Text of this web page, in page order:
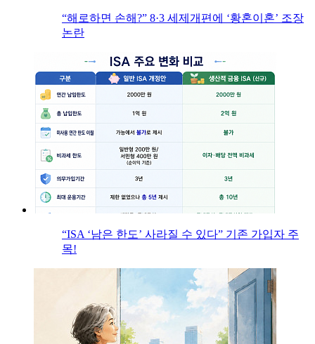
“해로하면 손해?” 8·3 세제개편에 ‘황혼이혼’ 조장
논란
“ISA ‘남은 한도’ 사라질 수 있다” 기존 가입자 주
목!